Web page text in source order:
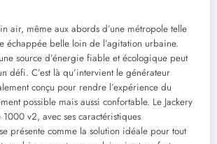
air, même aux abords d’une métropole telle
échappée belle loin de l’agitation urbaine.
source d’énergie fiable et écologique peut
défi. C’est là qu’intervient le générateur
conçu pour rendre l’expérience du
possible mais aussi confortable. Le Jackery
v2, avec ses caractéristiques
présente comme la solution idéale pour tout